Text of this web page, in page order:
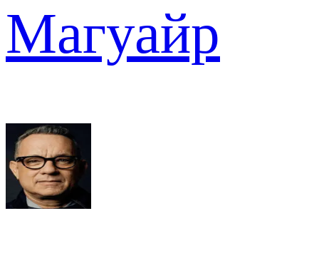
Магуайр